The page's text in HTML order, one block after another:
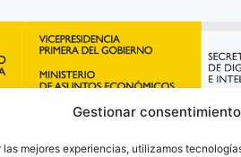
Gestionar consentimiento
las mejores experiencias, utilizamos